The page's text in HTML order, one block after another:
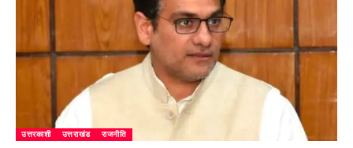
उत्तरकाशी उत्तराखंड राजनीति